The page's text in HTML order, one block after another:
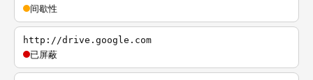
间歇性
http://drive.google.com
已屏蔽